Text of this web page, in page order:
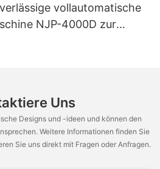
vollautomatische
NJP-4000D zur
Uns
Designs und -ideen und können den
Weitere Informationen finden Sie
Sie uns direkt mit Fragen oder Anfragen.